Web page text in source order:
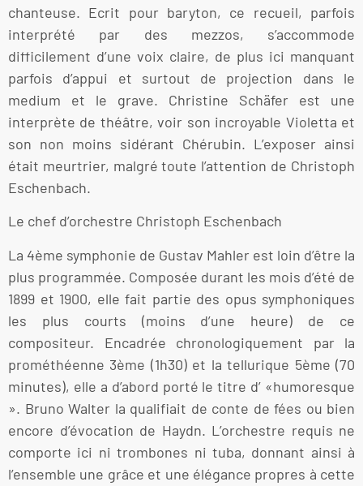
chanteuse. Ecrit pour baryton, ce recueil, parfois
interprété par des mezzos, s’accommode
difficilement d’une voix claire, de plus ici manquant
parfois d’appui et surtout de projection dans le
medium et le grave. Christine Schäfer est une
interprète de théâtre, voir son incroyable Violetta et
son non moins sidérant Chérubin. L’exposer ainsi
était meurtrier, malgré toute l’attention de Christoph
Eschenbach.
Le chef d’orchestre Christoph Eschenbach
La 4ème symphonie de Gustav Mahler est loin d’être la
plus programmée. Composée durant les mois d’été de
1899 et 1900, elle fait partie des opus symphoniques
les plus courts (moins d’une heure) de ce
compositeur. Encadrée chronologiquement par la
prométhéenne 3ème (1h30) et la tellurique 5ème (70
minutes), elle a d’abord porté le titre d’ «humoresque
». Bruno Walter la qualifiait de conte de fées ou bien
encore d’évocation de Haydn. L’orchestre requis ne
comporte ici ni trombones ni tuba, donnant ainsi à
l’ensemble une grâce et une élégance propres à cette